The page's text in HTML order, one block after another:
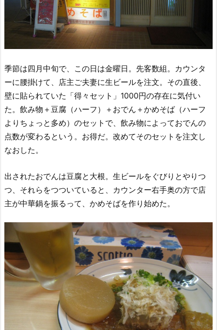
季節は四月中旬で、この日は金曜日。先客数組。カウンタ
ーに腰掛けて、店主ご夫妻に生ビールを注文。その直後、
壁に貼られていた「得々セット」1000円の存在に気付い
た。飲み物＋豆腐（ハーフ）＋おでん＋かめそば（ハーフ
よりちょっと多め）のセットで、飲み物によっておでんの
点数が変わるという。お得だ。改めてそのセットを注文し
なおした。
出されたおでんは豆腐と大根。生ビールをぐびりとやりつ
つ、それらをつついていると、カウンター右手奥の方で店
主が中華鍋を振るって、かめそばを作り始めた。